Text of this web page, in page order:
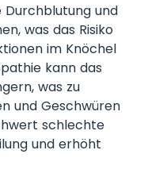
und
was das Risiko
im Knöchel
kann das
was zu
und Geschwüren
schlechte
und erhöht